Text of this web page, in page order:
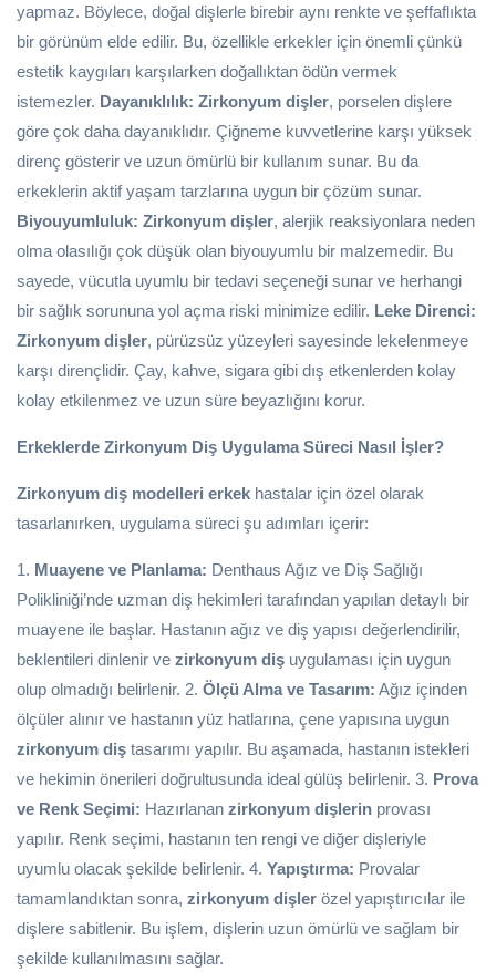
yapmaz. Böylece, doğal dişlerle birebir aynı renkte ve şeffaflıkta
bir görünüm elde edilir. Bu, özellikle erkekler için önemli çünkü
estetik kaygıları karşılarken doğallıktan ödün vermek
istemezler. Dayanıklılık: Zirkonyum dişler, porselen dişlere
göre çok daha dayanıklıdır. Çiğneme kuvvetlerine karşı yüksek
direnç gösterir ve uzun ömürlü bir kullanım sunar. Bu da
erkeklerin aktif yaşam tarzlarına uygun bir çözüm sunar.
Biyouyumluluk: Zirkonyum dişler, alerjik reaksiyonlara neden
olma olasılığı çok düşük olan biyouyumlu bir malzemedir. Bu
sayede, vücutla uyumlu bir tedavi seçeneği sunar ve herhangi
bir sağlık sorununa yol açma riski minimize edilir. Leke Direnci:
Zirkonyum dişler, pürüzsüz yüzeyleri sayesinde lekelenmeye
karşı dirençlidir. Çay, kahve, sigara gibi dış etkenlerden kolay
kolay etkilenmez ve uzun süre beyazlığını korur.
Erkeklerde Zirkonyum Diş Uygulama Süreci Nasıl İşler?
Zirkonyum diş modelleri erkek hastalar için özel olarak
tasarlanırken, uygulama süreci şu adımları içerir:
1. Muayene ve Planlama: Denthaus Ağız ve Diş Sağlığı
Polikliniği’nde uzman diş hekimleri tarafından yapılan detaylı bir
muayene ile başlar. Hastanın ağız ve diş yapısı değerlendirilir,
beklentileri dinlenir ve zirkonyum diş uygulaması için uygun
olup olmadığı belirlenir. 2. Ölçü Alma ve Tasarım: Ağız içinden
ölçüler alınır ve hastanın yüz hatlarına, çene yapısına uygun
zirkonyum diş tasarımı yapılır. Bu aşamada, hastanın istekleri
ve hekimin önerileri doğrultusunda ideal gülüş belirlenir. 3. Prova
ve Renk Seçimi: Hazırlanan zirkonyum dişlerin provası
yapılır. Renk seçimi, hastanın ten rengi ve diğer dişleriyle
uyumlu olacak şekilde belirlenir. 4. Yapıştırma: Provalar
tamamlandıktan sonra, zirkonyum dişler özel yapıştırıcılar ile
dişlere sabitlenir. Bu işlem, dişlerin uzun ömürlü ve sağlam bir
şekilde kullanılmasını sağlar.